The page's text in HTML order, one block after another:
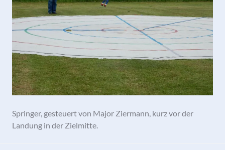
Springer, gesteuert von Major Ziermann, kurz vor der
Landung in der Zielmitte.